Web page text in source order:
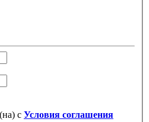
с Условия соглашения